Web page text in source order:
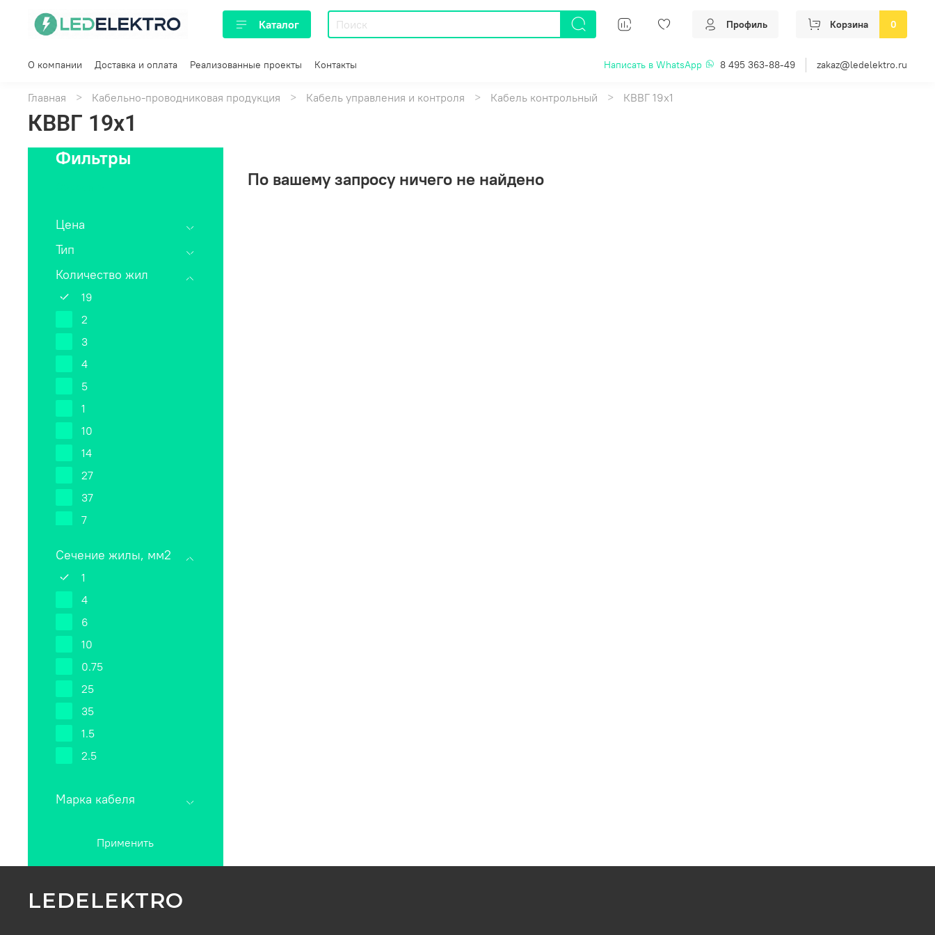
Каталог Профиль Корзина 0
О компании Доставка и оплата Реализованные проекты Контакты Написать в WhatsApp 8 495 363-88-49 zakaz@ledelektro.ru
Главная Кабельно-проводниковая продукция Кабель управления и контроля Кабель контрольный КВВГ 19х1
КВВГ 19х1
По вашему запросу ничего не найдено
Фильтры
Цена
Тип
Количество жил
19
2
3
4
5
1
10
14
27
37
7
61
Сечение жилы, мм2
1
4
6
10
0.75
25
35
1.5
2.5
Марка кабеля
Применить
LEDELEKTRO